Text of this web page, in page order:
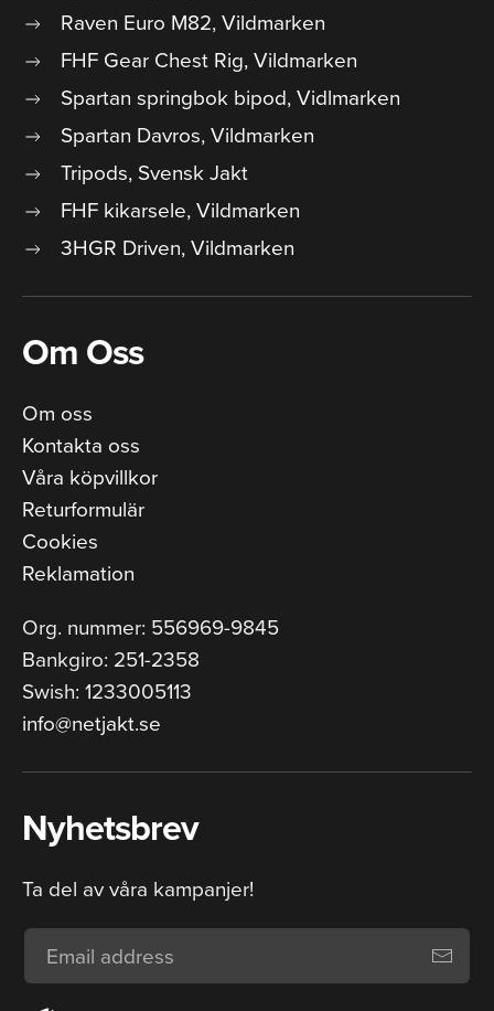
Raven Euro M82, Vildmarken
FHF Gear Chest Rig, Vildmarken
Spartan springbok bipod, Vidlmarken
Spartan Davros, Vildmarken
Tripods, Svensk Jakt
FHF kikarsele, Vildmarken
3HGR Driven, Vildmarken
Om Oss
Om oss
Kontakta oss
Våra köpvillkor
Returformulär
Cookies
Reklamation
Org. nummer: 556969-9845
Bankgiro: 251-2358
Swish: 1233005113
info@netjakt.se
Nyhetsbrev
Ta del av våra kampanjer!